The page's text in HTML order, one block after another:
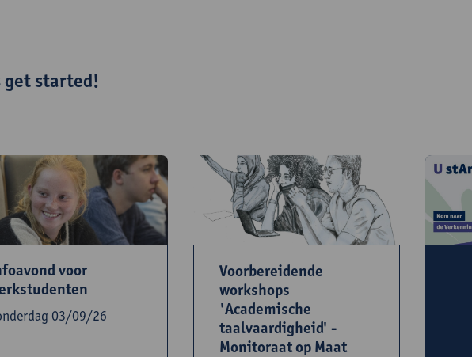
get started!
voor
03/09/26
Voorbereidende
workshops
'Academische
taalvaardigheid' -
Monitoraat op Maat